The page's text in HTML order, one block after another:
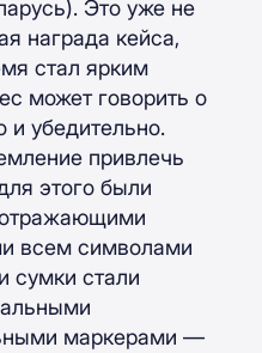
Это уже не
награда кейса,
стал ярким
может говорить о
убедительно.
привлечь
этого были
всем символами
сумки стали
маркерами —